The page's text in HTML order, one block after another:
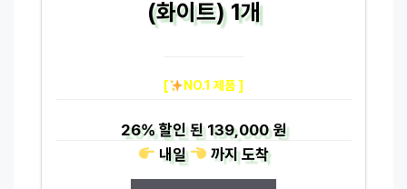
(화이트) 1개
[ NO.1 제품 ]
26%할인 된139,000 원
내일
까지도착